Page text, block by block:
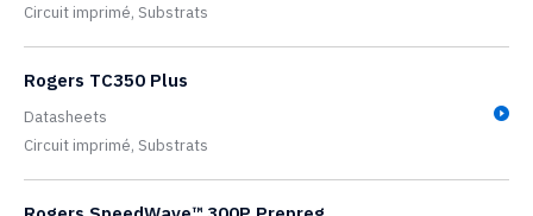
Circuit imprimé, Substrats
Rogers TC350 Plus
Datasheets
Circuit imprimé, Substrats